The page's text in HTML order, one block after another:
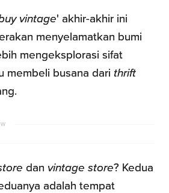
vintage' akhir-akhir ini
menyelamatkan bumi
mengeksplorasi sifat
membeli busana dari thrift
dan vintage store? Kedua
adalah tempat